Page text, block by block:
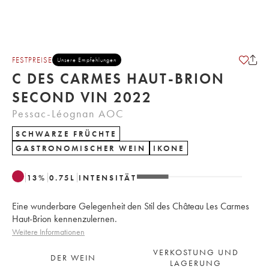
FESTPREISE Unsere Empfehlungen
C DES CARMES HAUT-BRION
SECOND VIN 2022
Pessac-Léognan AOC
SCHWARZE FRÜCHTE
GASTRONOMISCHER WEIN
IKONE
13% 0.75 L INTENSITÄT
Eine wunderbare Gelegenheit den Stil des Château Les Carmes
Haut-Brion kennenzulernen.
Weitere Informationen
DER WEIN
VERKOSTUNG UND
LAGERUNG